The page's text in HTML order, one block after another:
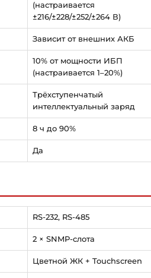
(настраивается
±216/±228/±252/±264 В)
Зависит от внешних АКБ
10% от мощности ИБП
(настраивается 1–20%)
Трёхступенчатый
интеллектуальный заряд
8 ч до 90%
Да
RS-232, RS-485
2 × SNMP-слота
Цветной ЖК + Touchscreen